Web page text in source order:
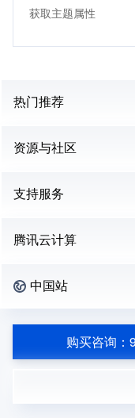
获取主题属性
热门推荐
资源与社区
支持服务
腾讯云计算
中国站
购买咨询：